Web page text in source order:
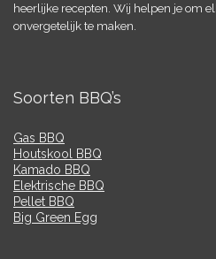
heerlijke recepten. Wij helpen je om
onvergetelijk te maken.
Soorten BBQ’s
Gas BBQ
Houtskool BBQ
Kamado BBQ
Elektrische BBQ
Pellet BBQ
Big Green Egg